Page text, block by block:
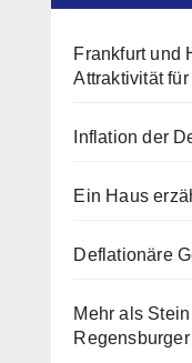
Frankfurt und
Attraktivität
Inflation der
Ein Haus
Deflationäre
Mehr als